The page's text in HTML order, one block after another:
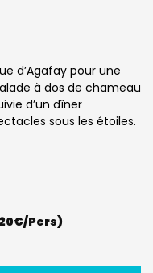
d’Agafay pour une
à dos de chameau
d’un dîner
sous les étoiles.
Pers)